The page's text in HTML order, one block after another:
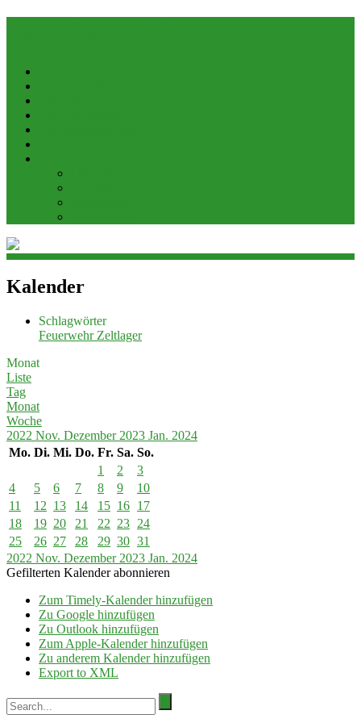
Kalender
Schlagwörter
Feuerwehr Zeltlager
Monat
Liste
Tag
Monat
Woche
2022 Nov. Dezember 2023 Jan. 2024
Mo. Di. Mi. Do. Fr. Sa. So.
1
2
3
4
5 6 7 8 9
10
11
12 13 14 15 16 17
18
19 20 21 22 23 24
25
26 27 28 29 30 31
2022 Nov. Dezember 2023 Jan. 2024
Gefilterten Kalender abonnieren
Zum Timely-Kalender hinzufügen
Zu Google hinzufügen
Zu Outlook hinzufügen
Zum Apple-Kalender hinzufügen
Zu anderem Kalender hinzufügen
Export to XML